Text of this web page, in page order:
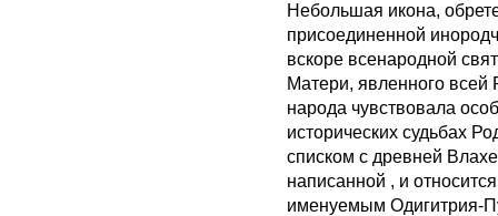
Небольшая икона,
присоединенной
вскоре всенародной
Матери, явленного всей
народа чувствовала
исторических судьбах
списком с древней
написанной , и
именуемым Одигитрия-